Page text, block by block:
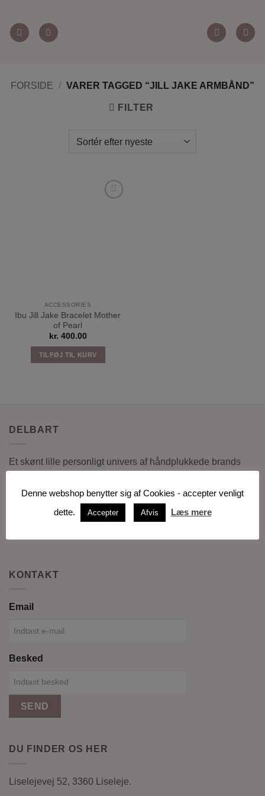
indhold
FORSIDE / VARER TAGGED “JILL JAKE ARMBÅND”
FILTER
ACCESSORIES
Ibu Jill Jake Bracelet Mother
of Pearl
kr. 400.00
TILFØJ TIL KURV
DELBART
Et skønt lille personligt univers af håndplukkede brands
Har du spørgsmål, ønsker til en udsolgt vare eller til vores
sortiment, er du altid velkommen til at kontakte os så vil vi
KONTAKT
Email
Besked
SEND
DU FINDER OS HER
Liselejevej 52, 3360 Liseleje.
Denne webshop benytter sig af Cookies - accepter venligt
dette.
Accepter Afvis Læs mere